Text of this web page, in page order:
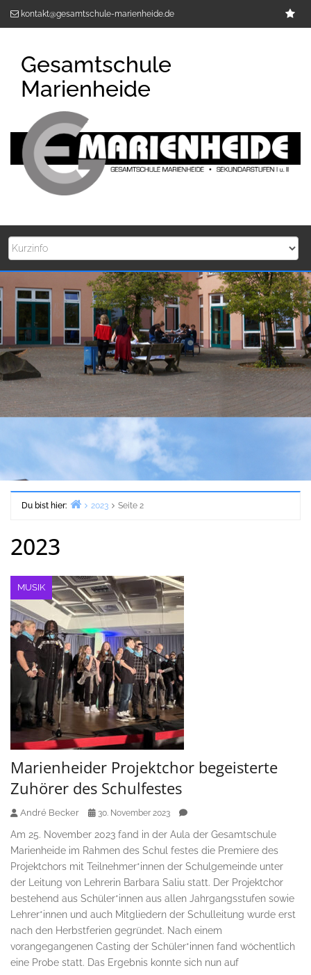
kontakt@gesamtschule-marienheide.de
Gesamtschule
Marienheide
Du bist hier:
2023 Seite 2
2023
MUSIK
Marienheider Projektchor begeisterte
Zuhörer des Schulfestes
André Becker 30. November 2023
Am 25. November 2023 fand in der Aula der Gesamtschule
Marienheide im Rahmen des Schul festes die Premiere des
Projektchors mit Teilnehmer*innen der Schulgemeinde unter
der Leitung von Lehrerin Barbara Saliu statt. Der Projektchor
bestehend aus Schüler*innen aus allen Jahrgangsstufen sowie
Lehrer*innen und auch Mitgliedern der Schulleitung wurde erst
nach den Herbstferien gegründet. Nach einem
vorangegangenen Casting der Schüler*innen fand wöchentlich
eine Probe statt. Das Ergebnis konnte sich nun auf